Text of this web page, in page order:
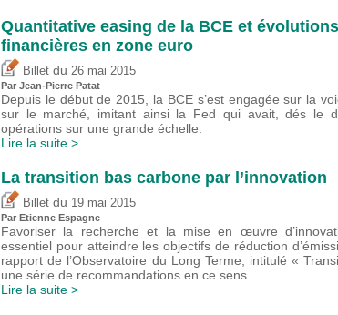
Quantitative easing de la BCE et
financières en zone euro
Billet du 26 mai 2015
Par Jean-Pierre Patat
Depuis le début de 2015, la BCE s’est engagée sur la
sur le marché, imitant ainsi la Fed qui avait, dés le
opérations sur une grande échelle.
Lire la suite >
La transition bas carbone par l’innovation
Billet du 19 mai 2015
Par Etienne Espagne
Favoriser la recherche et la mise en œuvre
essentiel pour atteindre les objectifs de réduction
rapport de l’Observatoire du Long Terme, intitulé «
une série de recommandations en ce sens.
Lire la suite >